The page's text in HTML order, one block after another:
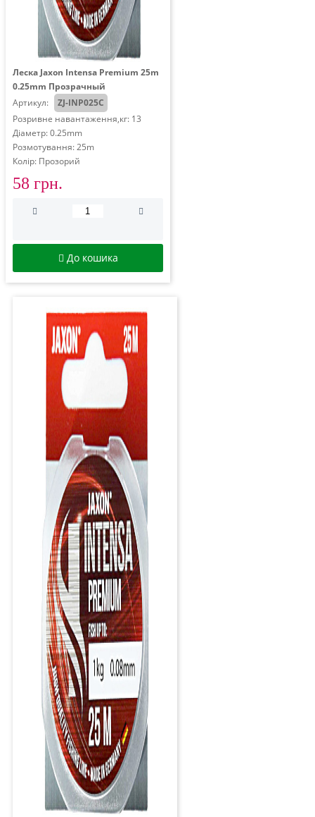
Леска Jaxon Intensa Premium 25m
0.25mm Прозрачный
Артикул:
ZJ-INP025C
Розривне навантаження,кг: 13
Діаметр: 0.25mm
Розмотування: 25m
Колір: Прозорий
58 грн.
До кошика